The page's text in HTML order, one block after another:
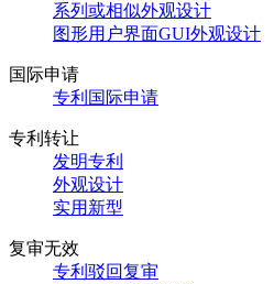
系列或相似外观设计
图形用户界面GUI外观设计
国际申请
专利国际申请
专利转让
发明专利
外观设计
实用新型
复审无效
专利驳回复审